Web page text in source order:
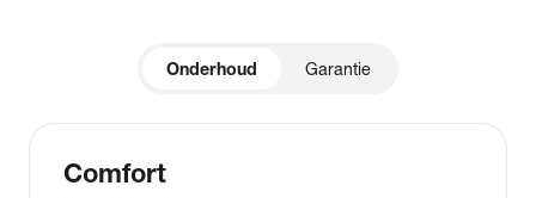
Onderhoud Garantie
Comfort